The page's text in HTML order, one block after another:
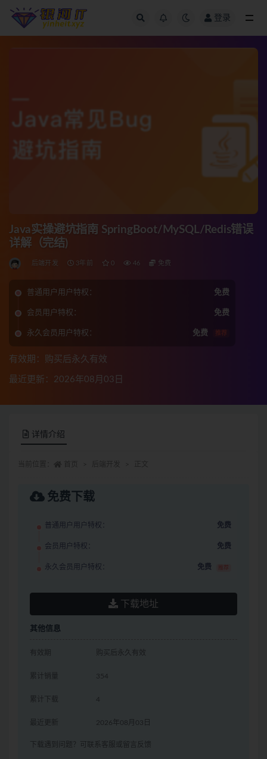
登录
Java实操避坑指南 SpringBoot/MySQL/Redis错误
详解（完结)
后端开发 3年前 0 46 免费
普通用户用户特权： 免费
会员用户特权： 免费
永久会员用户特权： 免费 推荐
有效期：购买后永久有效
最近更新：2026年08月03日
详情介绍
免费下载
普通用户用户特权： 免费
会员用户特权： 免费
永久会员用户特权： 免费 推荐
下载地址
其他信息
有效期 购买后永久有效
累计销量 354
累计下载 4
最近更新 2026年08月03日
下载遇到问题？可联系客服或留言反馈